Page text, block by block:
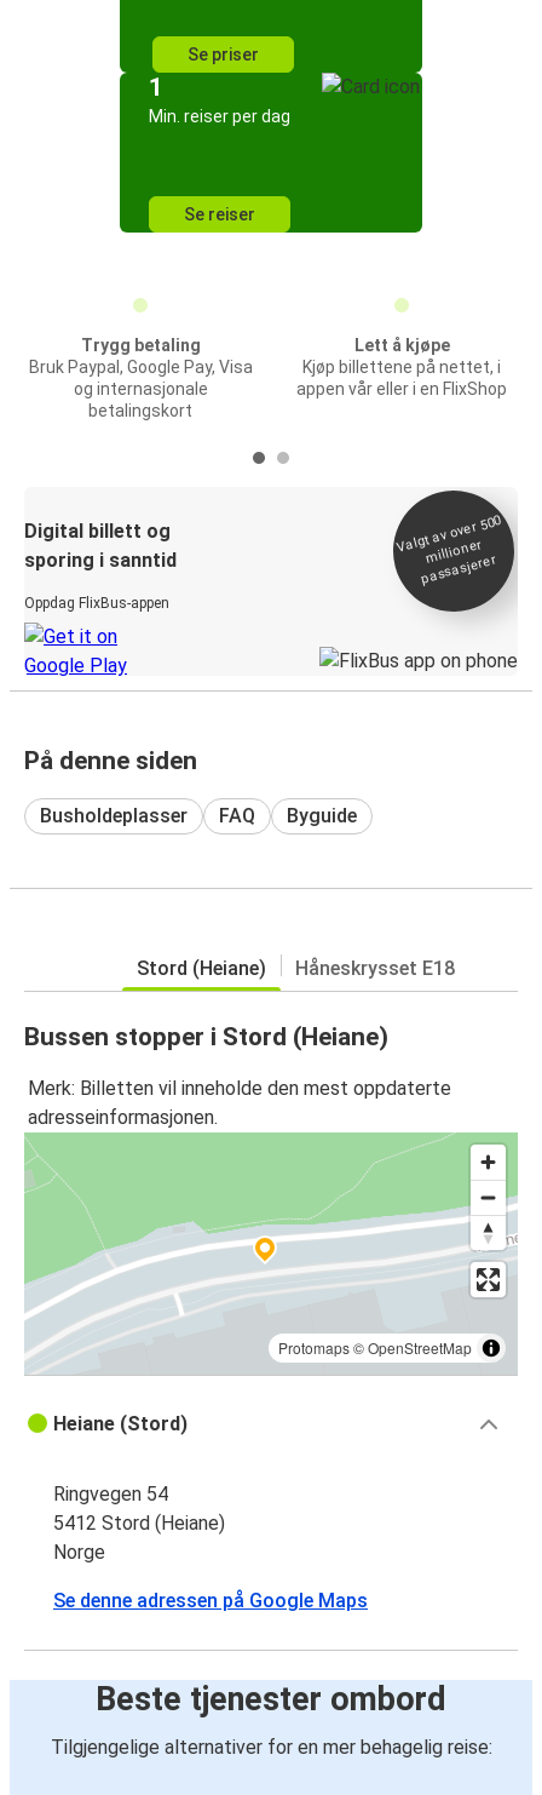
Se priser
1
Min. reiser per dag
Se reiser
Trygg betaling
Bruk Paypal, Google Pay, Visa
og internasjonale
betalingskort
Lett å kjøpe
Kjøp billettene på nettet, i
appen vår eller i en FlixShop
Digital billett og
sporing i sanntid
Oppdag FlixBus-appen
Valgt av over 500
millioner
passasjerer
På denne siden
Busholdeplasser FAQ Byguide
Stord (Heiane) Håneskrysset E18
Bussen stopper i Stord (Heiane)
Merk: Billetten vil inneholde den mest oppdaterte
adresseinformasjonen.
Protomaps©OpenStreetMap
Heiane (Stord)
Ringvegen 54
5412 Stord (Heiane)
Norge
Se denne adressen på Google Maps
Beste tjenester ombord
Tilgjengelige alternativer for en mer behagelig reise: